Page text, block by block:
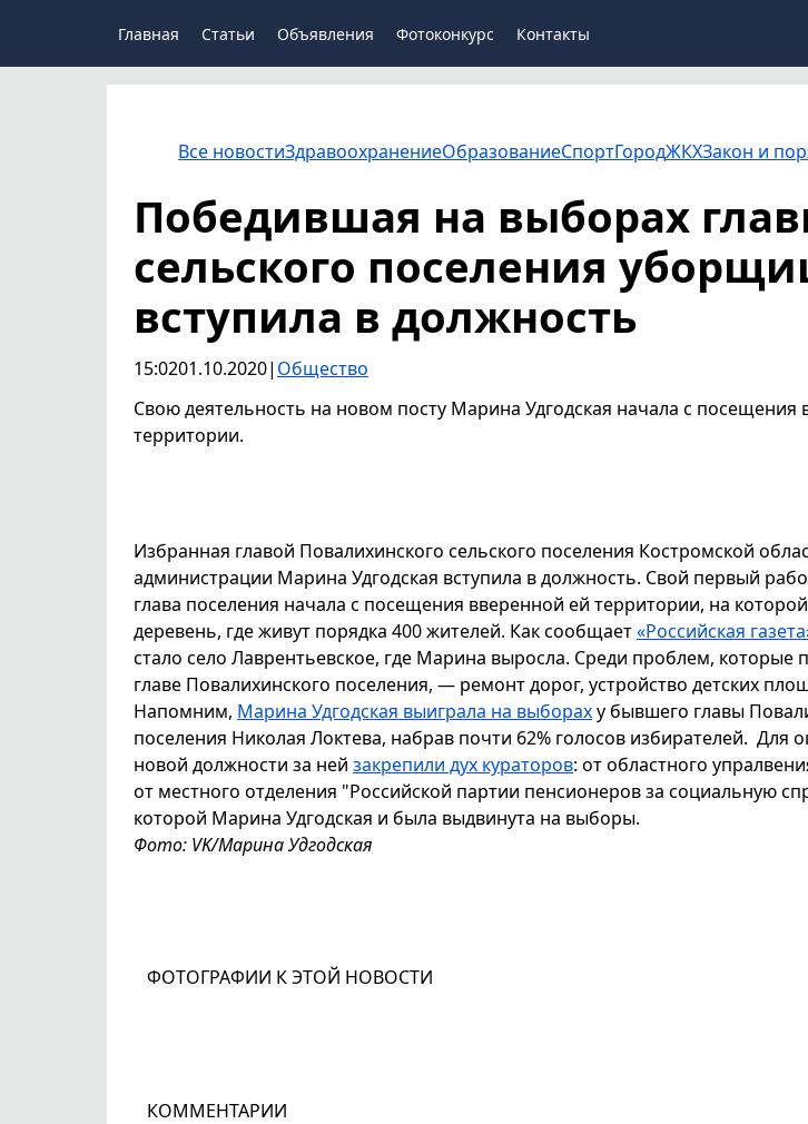
Главная Статьи Объявления Фотоконкурс Контакты
Все новостиЗдравоохранениеОбразованиеСпортГородЖКХЗакон и
Победившая на выборах
сельского поселения
вступила в должность
15:0201.10.2020| Общество
Свою деятельность на новом посту Марина Удгодская начала с посещения
территории.
Избранная главой Повалихинского сельского поселения Костромской
администрации Марина Удгодская вступила в должность. Свой первый
глава поселения начала с посещения вверенной ей территории, на
деревень, где живут порядка 400 жителей. Как сообщает«Российская
стало село Лаврентьевское, где Марина выросла. Среди проблем, которые
главе Повалихинского поселения, — ремонт дорог, устройство детских
Напомним, Марина Удгодская выиграла на выбораху бывшего главы
поселения Николая Локтева, набрав почти 62% голосов избирателей. Для
новой должности за ней закрепили дух кураторов: от областного
от местного отделения "Российской партии пенсионеров за социальную
которой Марина Удгодская и была выдвинута на выборы.
Фото: VK/Марина Удгодская
ФОТОГРАФИИ К ЭТОЙ НОВОСТИ
КОММЕНТАРИИ